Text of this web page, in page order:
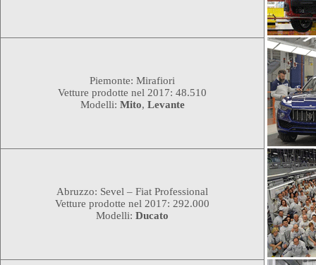
Piemonte: Mirafiori
Vetture prodotte nel 2017: 48.510
Modelli: Mito, Levante
Abruzzo: Sevel – Fiat Professional
Vetture prodotte nel 2017: 292.000
Modelli: Ducato